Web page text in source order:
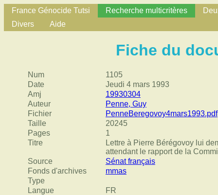
France Génocide Tutsi Recherche multicritères
Divers
Aide
Fiche du
Num
1105
Date
Jeudi 4 mars 1993
Amj
19930304
Auteur
Penne, Guy
Fichier
PenneBeregovoy4mars1993.pdf
Taille
20245
Pages
1
Titre
Lettre à Pierre Bérégovoy lui
attendant le rapport de la
Source
Sénat français
Fonds d'archives
mmas
Type
Langue
FR